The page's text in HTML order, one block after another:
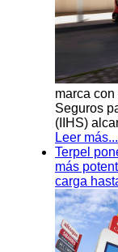
marca
Seguros
(IIHS)
Leer más...
Terpel
más
carga